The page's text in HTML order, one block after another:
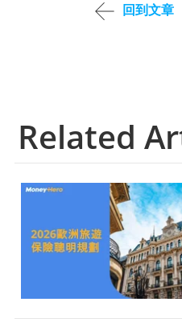
回到文章
Related